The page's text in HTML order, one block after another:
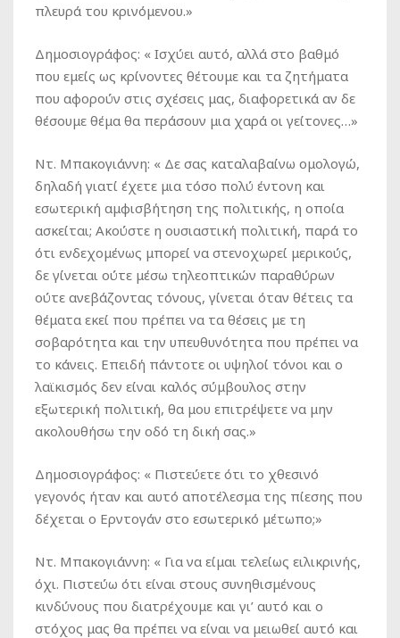
πλευρά του κρινόμενου.»
Δημοσιογράφος: « Ισχύει αυτό, αλλά στο βαθμό
που εμείς ως κρίνοντες θέτουμε και τα ζητήματα
που αφορούν στις σχέσεις μας, διαφορετικά αν δε
θέσουμε θέμα θα περάσουν μια χαρά οι γείτονες…»
Ντ. Μπακογιάννη: « Δε σας καταλαβαίνω ομολογώ,
δηλαδή γιατί έχετε μια τόσο πολύ έντονη και
εσωτερική αμφισβήτηση της πολιτικής, η οποία
ασκείται; Ακούστε η ουσιαστική πολιτική, παρά το
ότι ενδεχομένως μπορεί να στενοχωρεί μερικούς,
δε γίνεται ούτε μέσω τηλεοπτικών παραθύρων
ούτε ανεβάζοντας τόνους, γίνεται όταν θέτεις τα
θέματα εκεί που πρέπει να τα θέσεις με τη
σοβαρότητα και την υπευθυνότητα που πρέπει να
το κάνεις. Επειδή πάντοτε οι υψηλοί τόνοι και ο
λαϊκισμός δεν είναι καλός σύμβουλος στην
εξωτερική πολιτική, θα μου επιτρέψετε να μην
ακολουθήσω την οδό τη δική σας.»
Δημοσιογράφος: « Πιστεύετε ότι το χθεσινό
γεγονός ήταν και αυτό αποτέλεσμα της πίεσης που
δέχεται ο Ερντογάν στο εσωτερικό μέτωπο;»
Ντ. Μπακογιάννη: « Για να είμαι τελείως ειλικρινής,
όχι. Πιστεύω ότι είναι στους συνηθισμένους
κινδύνους που διατρέχουμε και γι’ αυτό και ο
στόχος μας θα πρέπει να είναι να μειωθεί αυτό και